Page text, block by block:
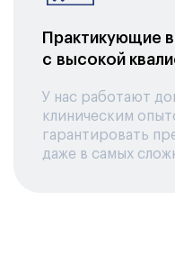
Практикующие
с высокой
У нас работают
клиническим
гарантировать
даже в самых